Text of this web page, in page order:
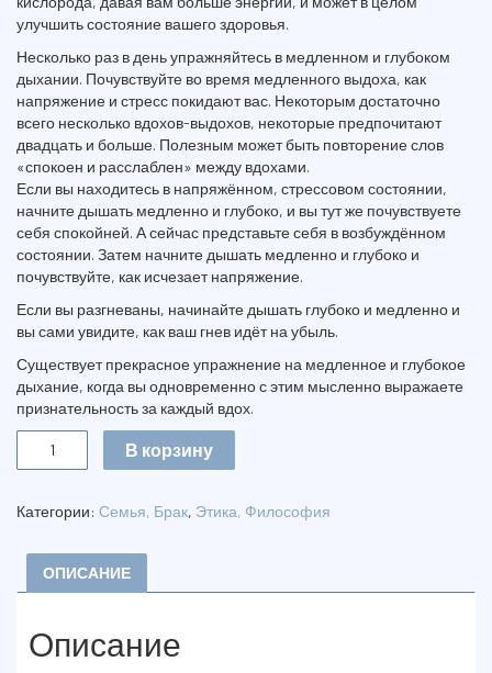
улучшить состояние вашего здоровья.
Несколько раз в день упражняйтесь в медленном и глубоком
дыхании. Почувствуйте во время медленного выдоха, как
напряжение и стресс покидают вас. Некоторым достаточно
всего несколько вдохов-выдохов, некоторые предпочитают
двадцать и больше. Полезным может быть повторение слов
«спокоен и расслаблен» между вдохами.
Если вы находитесь в напряжённом, стрессовом состоянии,
начните дышать медленно и глубоко, и вы тут же почувствуете
себя спокойней. А сейчас представьте себя в возбуждённом
состоянии. Затем начните дышать медленно и глубоко и
почувствуйте, как исчезает напряжение.
Если вы разгневаны, начинайте дышать глубоко и медленно и
вы сами увидите, как ваш гнев идёт на убыль.
Существует прекрасное упражнение на медленное и глубокое
дыхание, когда вы одновременно с этим мысленно выражаете
признательность за каждый вдох.
НАЧНИ
СЕБЯ
КРАТКАЯ
ЭНЦИКЛОПЕДИЯ
ИСКУССТВА
В корзину
Категории: Семья, Брак, Этика, Философия
ОПИСАНИЕ
Описание